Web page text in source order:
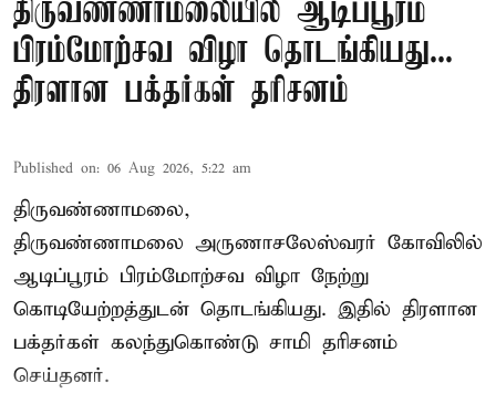
திருவண்ணாமலையில் ஆடிப்பூரம்
பிரம்மோற்சவ விழா தொடங்கியது...
திரளான பக்தர்கள் தரிசனம்
Published on: 06 Aug 2026, 5:22 am
திருவண்ணாமலை,
திருவண்ணாமலை அருணாசலேஸ்வரர் கோவிலில்
ஆடிப்பூரம் பிரம்மோற்சவ விழா நேற்று
கொடியேற்றத்துடன் தொடங்கியது. இதில் திரளான
பக்தர்கள் கலந்துகொண்டு சாமி தரிசனம்
செய்தனர்.